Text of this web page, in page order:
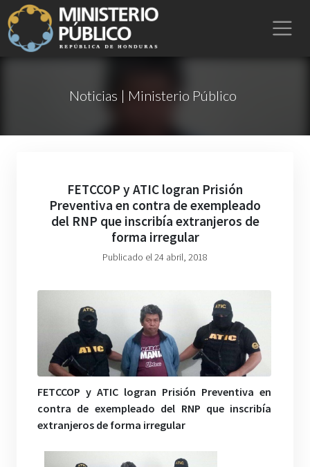
Noticias | Ministerio Público
FETCCOP y ATIC logran Prisión
Preventiva en contra de exempleado
del RNP que inscribía extranjeros de
forma irregular
Publicado el 24 abril, 2018
FETCCOP y ATIC logran Prisión Preventiva en
contra de exempleado del RNP que inscribía
extranjeros de forma irregular